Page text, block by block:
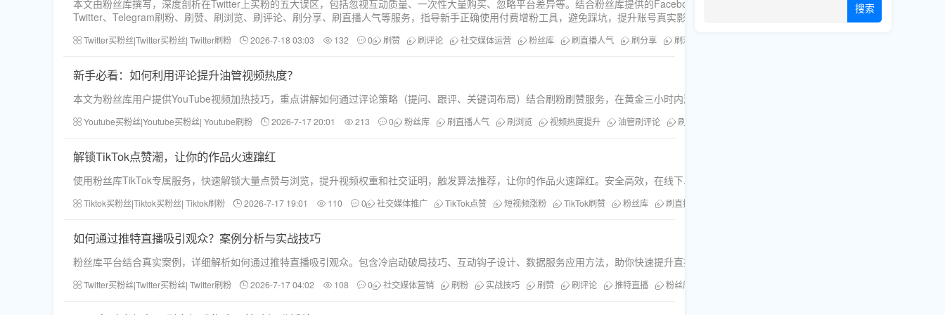
本文由粉丝库撰写，深度剖析在Twitter上买粉的五大误区，包括忽视互动质量、一次性大量购买、忽略平台差异等。结合粉丝库提供的Facebook、Youtube、Tiktok、Instagram、
Twitter、Telegram刷粉、刷赞、刷浏览、刷评论、刷分享、刷直播人气等服务，指导新手正确使用付费增粉工具，避免踩坑，提升账号真实影响力。
Twitter买粉丝|Twitter买粉丝| Twitter刷粉 2026-7-18 03:03 132 0 刷赞 刷评论 社交媒体运营 粉丝库 刷直播人气 刷分享 刷浏览
新手必看：如何利用评论提升油管视频热度？
本文为粉丝库用户提供YouTube视频加热技巧，重点讲解如何通过评论策略（提问、跟评、关键词布局）结合刷粉刷赞服务，在黄金三小时内激活算法推荐，帮助新手快速提升视频热度与互动率。
Youtube买粉丝|Youtube买粉丝| Youtube刷粉 2026-7-17 20:01 213 0 粉丝库 刷直播人气 刷浏览 视频热度提升 油管刷评论 刷粉刷赞
解锁TikTok点赞潮，让你的作品火速蹿红
使用粉丝库TikTok专属服务，快速解锁大量点赞与浏览，提升视频权重和社交证明，触发算法推荐，让你的作品火速蹿红。安全高效，在线下单，立竿见影。
Tiktok买粉丝|Tiktok买粉丝| Tiktok刷粉 2026-7-17 19:01 110 0 社交媒体推广 TikTok点赞 短视频涨粉 TikTok刷赞 粉丝库 刷直播人气
如何通过推特直播吸引观众？案例分析与实战技巧
粉丝库平台结合真实案例，详细解析如何通过推特直播吸引观众。包含冷启动破局技巧、互动钩子设计、数据服务应用方法，助你快速提升直播人气与粉丝增长。
Twitter买粉丝|Twitter买粉丝| Twitter刷粉 2026-7-17 04:02 108 0 社交媒体营销 刷粉 实战技巧 刷赞 刷评论 推特直播 粉丝库
搜索